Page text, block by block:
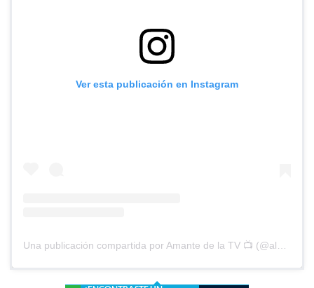
Ver esta publicación en Instagram
Una publicación compartida por Amante de la TV 📺 (@alguien_te_observa)